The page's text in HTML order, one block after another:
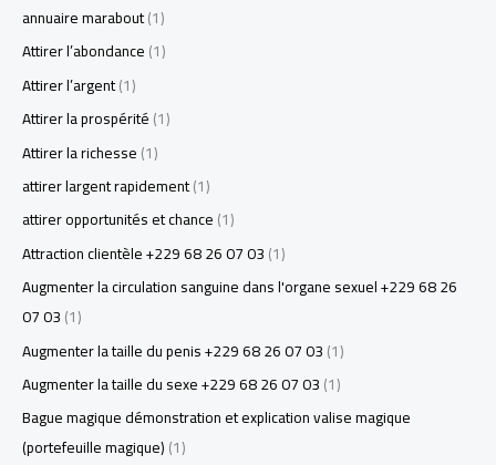
annuaire marabout(1)
Attirer l’abondance(1)
Attirer l’argent(1)
Attirer la prospérité(1)
Attirer la richesse(1)
attirer largent rapidement(1)
attirer opportunités et chance(1)
Attraction clientèle +229 68 26 07 03(1)
Augmenter la circulation sanguine dans l'organe sexuel +229 68 26
07 03(1)
Augmenter la taille du penis +229 68 26 07 03(1)
Augmenter la taille du sexe +229 68 26 07 03(1)
Bague magique démonstration et explication valise magique
(portefeuille magique)(1)